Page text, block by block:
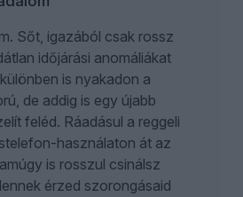
Sőt, igazából csak rossz
időjárási anomáliákat
is nyakadon a
de addig is egy újabb
feléd. Ráadásul a reggeli
használaton át az
is rosszul csinálsz
érzed szorongásaid